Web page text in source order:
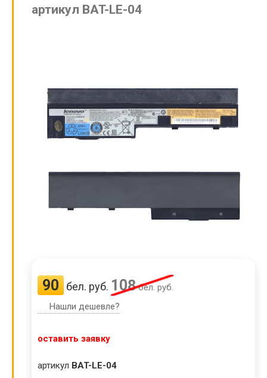
артикул BAT-LE-04
90 бел. руб. 108бел. руб.
Нашли дешевле?
оставить заявку
артикул BAT-LE-04